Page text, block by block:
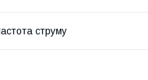
струму